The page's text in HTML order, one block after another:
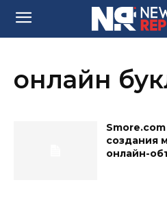
онлайн
создания
онлайн-